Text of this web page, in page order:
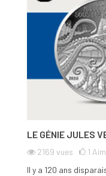
LE GÉNIE JULES
2169 vues 1
Il y a 120 ans